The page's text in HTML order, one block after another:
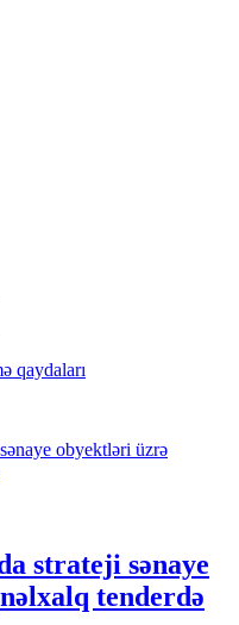
qaydaları
strateji sənaye
tenderdə